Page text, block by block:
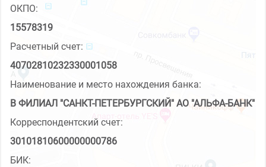
ОКПО:
15578319
Расчетный счет:
40702810232330001058
Наименование и место нахождения банка:
В ФИЛИАЛ "САНКТ-ПЕТЕРБУРГСКИЙ" АО "АЛЬФА-БАНК"
Корреспондентский счет:
30101810600000000786
БИК: